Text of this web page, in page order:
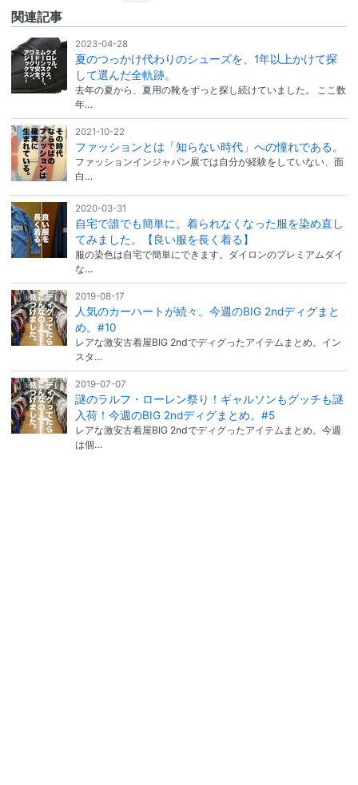
関連記事
2023-04-28
夏のつっかけ代わりのシューズを、1年以上かけて探
して選んだ全軌跡。
去年の夏から、夏用の靴をずっと探し続けていました。 ここ数
年…
2021-10-22
ファッションとは「知らない時代」への憧れである。
ファッションインジャパン展では自分が経験をしていない、面
白…
2020-03-31
自宅で誰でも簡単に。着られなくなった服を染め直し
てみました。【良い服を長く着る】
服の染色は自宅で簡単にできます。ダイロンのプレミアムダイ
な…
2019-08-17
人気のカーハートが続々。今週のBIG 2ndディグまと
め。#10
レアな激安古着屋BIG 2ndでディグったアイテムまとめ。イン
スタ…
2019-07-07
謎のラルフ・ローレン祭り！ギャルソンもグッチも謎
入荷！今週のBIG 2ndディグまとめ。#5
レアな激安古着屋BIG 2ndでディグったアイテムまとめ。今週
は個…